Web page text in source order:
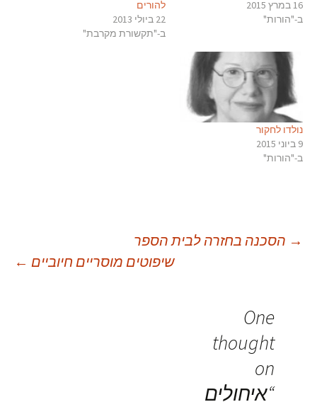
16 במרץ 2015
ב-"הורות"
להורים
22 ביולי 2013
ב-"תקשורת מקרבת"
נולדו לחקור
9 ביוני 2015
ב-"הורות"
ניווט
→ הסכנה בחזרה לבית הספר
שיפוטים מוסריים חיוביים ←
One
thought
on
“איחולים